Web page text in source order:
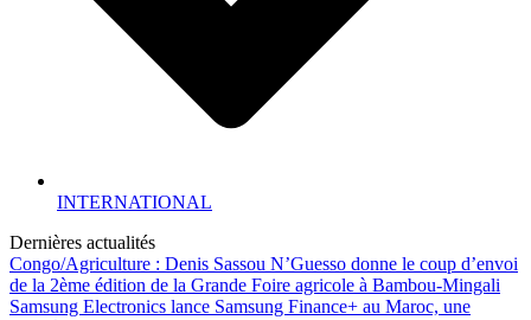
INTERNATIONAL
Dernières actualités
Congo/Agriculture : Denis Sassou N’Guesso donne le coup d’envoi
de la 2ème édition de la Grande Foire agricole à Bambou-Mingali
Samsung Electronics lance Samsung Finance+ au Maroc, une